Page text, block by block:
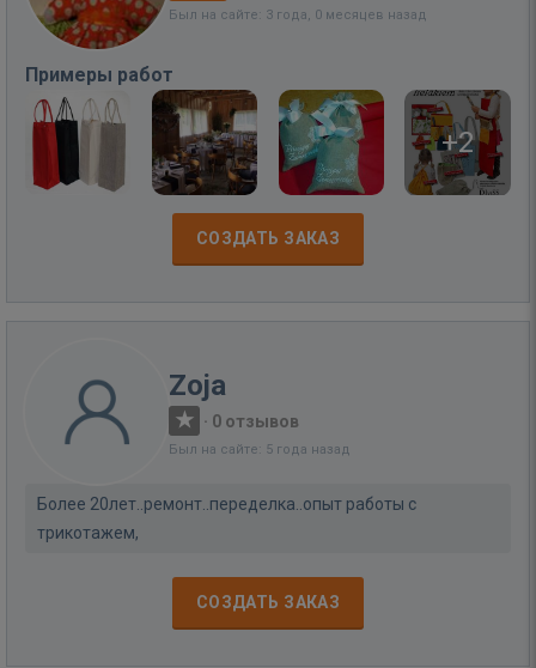
Был на сайте: 3 года, 0 месяцев назад
Примеры работ
+2
СОЗДАТЬ ЗАКАЗ
Zoja
· 0 отзывов
Был на сайте: 5 года назад
Более 20лет..ремонт..переделка..опыт работы с
трикотажем,
СОЗДАТЬ ЗАКАЗ